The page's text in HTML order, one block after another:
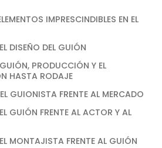
IMPRESCINDIBLES EN EL
DISEÑO DEL GUIÓN
PRODUCCIÓN Y EL
HASTA RODAJE
GUIONISTA FRENTE AL MERCADO
GUIÓN FRENTE AL ACTOR Y AL
MONTAJISTA FRENTE AL GUIÓN